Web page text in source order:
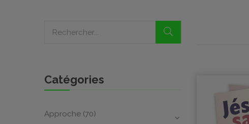
Catégories
Approche (70)